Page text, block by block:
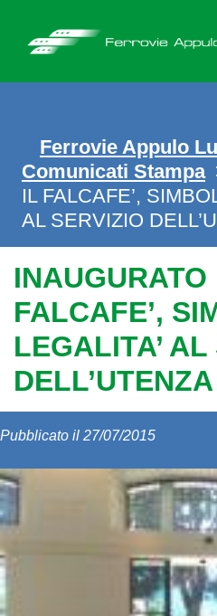
content
Ferrovie Appulo
Comunicati Stampa
IL FALCAFE’,
AL SERVIZIO
INAUGURATO
FALCAFE’,
LEGALITA’
DELL’UTENZA
Pubblicato il 27/07/2015